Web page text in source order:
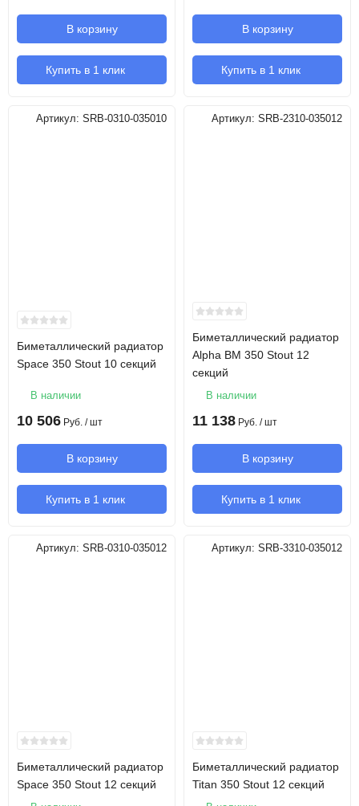
В корзину
Купить в 1 клик
В корзину
Купить в 1 клик
Артикул: SRB-0310-035010
Биметаллический радиатор
Space 350 Stout 10 секций
В наличии
10 506 Руб. / шт
В корзину
Купить в 1 клик
Артикул: SRB-2310-035012
Биметаллический радиатор
Alpha BM 350 Stout 12
секций
В наличии
11 138 Руб. / шт
В корзину
Купить в 1 клик
Артикул: SRB-0310-035012
Биметаллический радиатор
Space 350 Stout 12 секций
Артикул: SRB-3310-035012
Биметаллический радиатор
Titan 350 Stout 12 секций